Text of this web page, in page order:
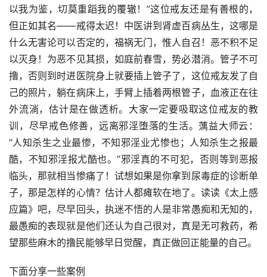
以我为鉴，切莫重蹈我的覆辙！”这位戒友还是有善根的，
但正如其名——戒得太迟！中医讲到肾虚百病丛生，这哪是
什么无害论可以否定的，福祸无门，惟人自召！恶不积不足
以灭身！为恶不见其损，如庭前春雪，势必潜消。管子不可
撸，否则到时进医院身上就要插上管子了，这位戒友发了自
己的照片，躺在病床上，手臂上插着两根管子，血液正在往
外流淌，估计是在做透析。大家一定要吸取这位戒友的教
训，尽早戒色修善，远离邪淫堕落的生活。蕅益大师云：
“人知杀生之业最惨，不知邪淫业尤惨也；人知杀生之报最
酷，不知邪淫报尤酷也。”邪淫真的不可犯，否则等到恶报
临头，那就相当惨痛了！试想如果是你拿到尿毒症的诊断单
子，那是怎样的心情？估计人都瘫软在地了。读读《太上感
应篇》吧，尽早回头，执迷不悟的人是非常愚痴和无知的，
最愚痴的表现就是他们还认为自己很对，真是无可救药，希
望那些麻木的撸民能够早日觉醒，真正做回正能量的自己。
下面分享一些案例